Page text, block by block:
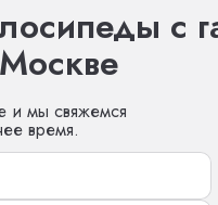
с
и мы свяжемся
время.